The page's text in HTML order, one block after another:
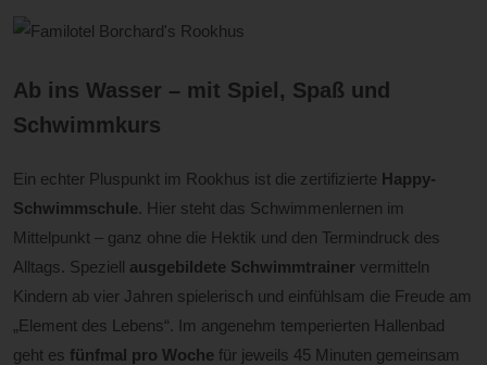
Ab ins Wasser – mit Spiel, Spaß und
Schwimmkurs
Ein echter Pluspunkt im Rookhus ist die zertifizierte Happy-
Schwimmschule. Hier steht das Schwimmenlernen im
Mittelpunkt – ganz ohne die Hektik und den Termindruck des
Alltags. Speziell ausgebildete Schwimmtrainer vermitteln
Kindern ab vier Jahren spielerisch und einfühlsam die Freude am
„Element des Lebens“. Im angenehm temperierten Hallenbad
geht es fünfmal pro Woche für jeweils 45 Minuten gemeinsam